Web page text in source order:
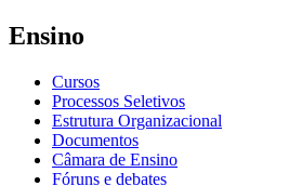
Ensino
Cursos
Processos Seletivos
Estrutura Organizacional
Documentos
Câmara de Ensino
Fóruns e debates